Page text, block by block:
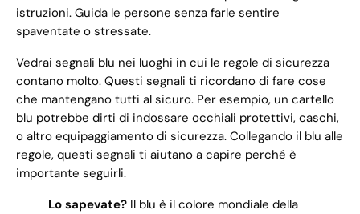
istruzioni. Guida le persone senza farle sentire
spaventate o stressate.
Vedrai segnali blu nei luoghi in cui le regole di sicurezza
contano molto. Questi segnali ti ricordano di fare cose
che mantengano tutti al sicuro. Per esempio, un cartello
blu potrebbe dirti di indossare occhiali protettivi, caschi,
o altro equipaggiamento di sicurezza. Collegando il blu alle
regole, questi segnali ti aiutano a capire perché è
importante seguirli.
Lo sapevate? Il blu è il colore mondiale della